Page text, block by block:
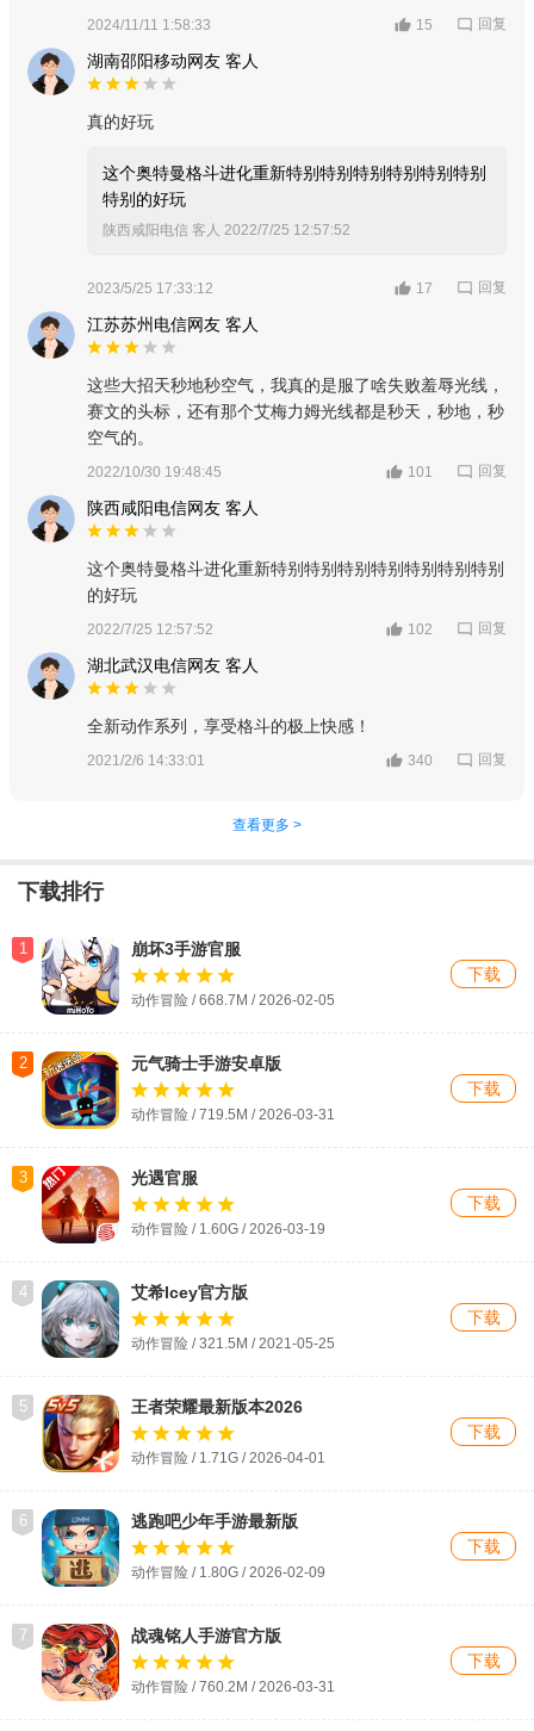
2024/11/11 1:58:33 15 回复
湖南邵阳移动网友 客人
真的好玩
这个奥特曼格斗进化重新特别特别特别特别特别特别
特别的好玩
陕西咸阳电信 客人 2022/7/25 12:57:52
2023/5/25 17:33:12 17 回复
江苏苏州电信网友 客人
这些大招天秒地秒空气，我真的是服了啥失败羞辱光线，
赛文的头标，还有那个艾梅力姆光线都是秒天，秒地，秒
空气的。
2022/10/30 19:48:45 101 回复
陕西咸阳电信网友 客人
这个奥特曼格斗进化重新特别特别特别特别特别特别特别
的好玩
2022/7/25 12:57:52 102 回复
湖北武汉电信网友 客人
全新动作系列，享受格斗的极上快感！
2021/2/6 14:33:01 340 回复
查看更多 >
下载排行
1 崩坏3手游官服
动作冒险 / 668.7M / 2026-02-05
下载
2 元气骑士手游安卓版
动作冒险 / 719.5M / 2026-03-31
下载
3 光遇官服
动作冒险 / 1.60G / 2026-03-19
下载
4 艾希Icey官方版
动作冒险 / 321.5M / 2021-05-25
下载
5 王者荣耀最新版本2026
动作冒险 / 1.71G / 2026-04-01
下载
6 逃跑吧少年手游最新版
动作冒险 / 1.80G / 2026-02-09
下载
7 战魂铭人手游官方版
动作冒险 / 760.2M / 2026-03-31
下载